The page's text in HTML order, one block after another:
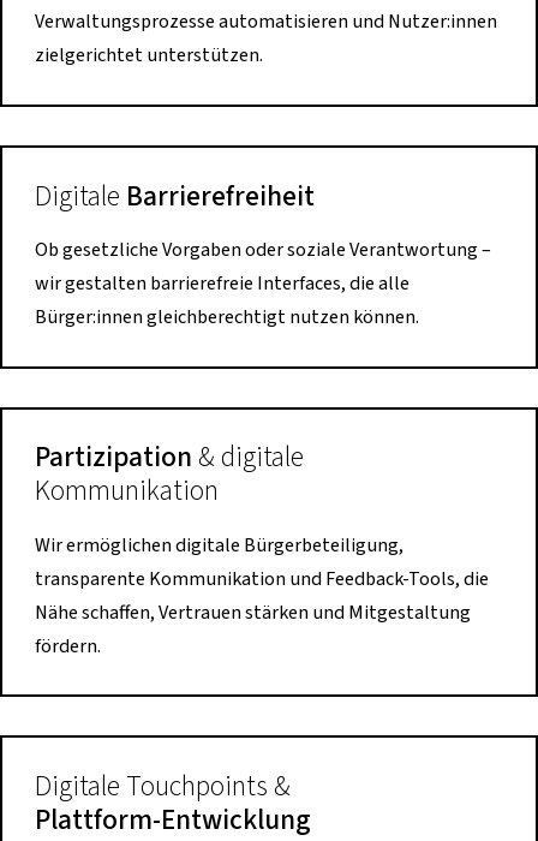
Verwaltungsprozesse automatisieren und Nutzer:innen
zielgerichtet unterstützen.
Digitale Barrierefreiheit
Ob gesetzliche Vorgaben oder soziale Verantwortung –
wir gestalten barrierefreie Interfaces, die alle
Bürger:innen gleichberechtigt nutzen können.
Partizipation & digitale
Kommunikation
Wir ermöglichen digitale Bürgerbeteiligung,
transparente Kommunikation und Feedback-Tools, die
Nähe schaffen, Vertrauen stärken und Mitgestaltung
fördern.
Digitale Touchpoints &
Plattform-Entwicklung